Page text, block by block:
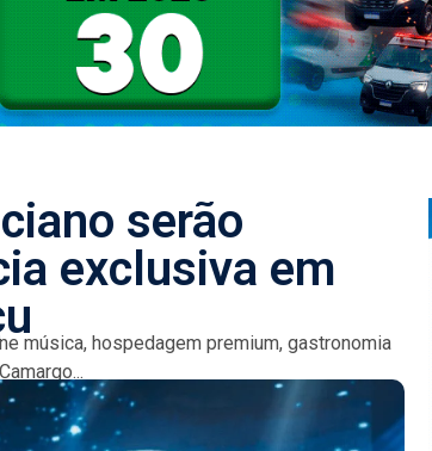
serão
exclusiva em
música, hospedagem premium, gastronomia